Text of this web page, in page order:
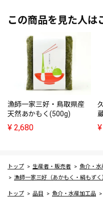
この商品を見た人は
漁師一家三好・鳥取県産
天然あかもく(500g)
¥ 2,680 ¥
トップ 生産者・販売者 魚介・
漁師一家三好（あかもく・絹もずく
トップ 品目 魚介・水産加工品